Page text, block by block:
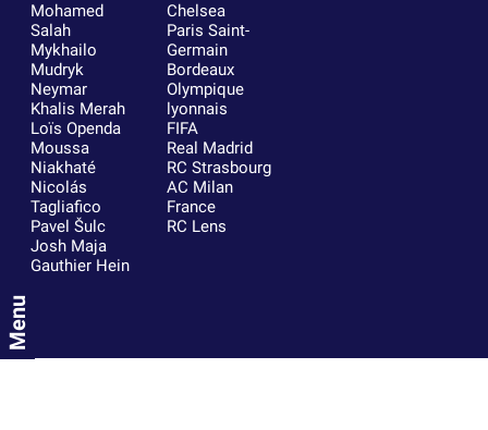
Menu
Mohamed
Salah
Mykhailo
Mudryk
Neymar
Khalis Merah
Loïs Openda
Moussa
Niakhaté
Nicolás
Tagliafico
Pavel Šulc
Josh Maja
Gauthier Hein
Chelsea
Paris Saint-
Germain
Bordeaux
Olympique
lyonnais
FIFA
Real Madrid
RC Strasbourg
AC Milan
France
RC Lens